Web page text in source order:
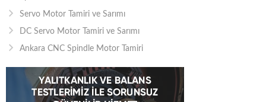
Servo Motor Tamiri ve Sarımı
DC Servo Motor Tamiri ve Sarımı
Ankara CNC Spindle Motor Tamiri